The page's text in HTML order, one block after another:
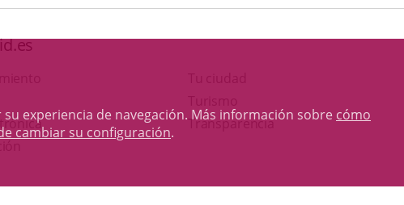
experiencia de navegación. Más información sobre cómo
cambiar su configuración.
enlace
en
Enlace
aplicación
Transparencia